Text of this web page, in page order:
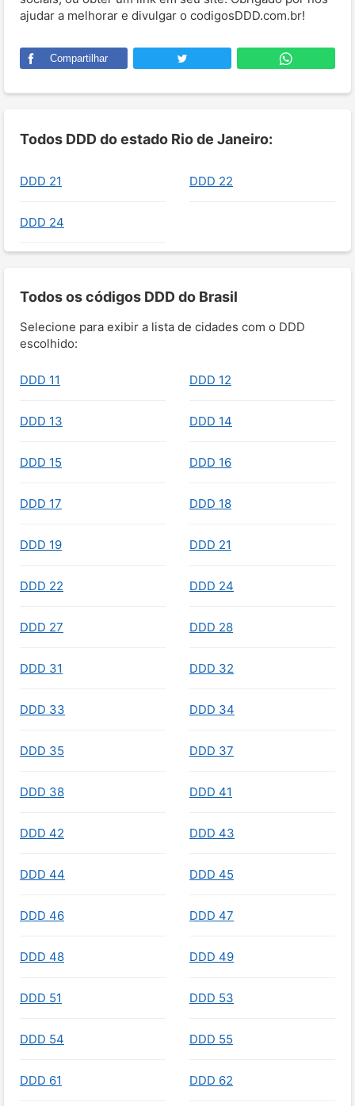
ajudar a melhorar e divulgar o codigosDDD.com.br!
Compartilhar
Todos DDD do estado Rio de Janeiro:
DDD 21 DDD 22
DDD 24
Todos os códigos DDD do Brasil
Selecione para exibir a lista de cidades com o DDD
escolhido:
DDD 11 DDD 12
DDD 13 DDD 14
DDD 15 DDD 16
DDD 17 DDD 18
DDD 19 DDD 21
DDD 22 DDD 24
DDD 27 DDD 28
DDD 31 DDD 32
DDD 33 DDD 34
DDD 35 DDD 37
DDD 38 DDD 41
DDD 42 DDD 43
DDD 44 DDD 45
DDD 46 DDD 47
DDD 48 DDD 49
DDD 51 DDD 53
DDD 54 DDD 55
DDD 61 DDD 62